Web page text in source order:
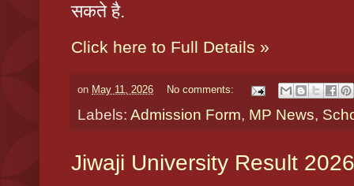
सकते है.
Click here to Full Details »
on May 11, 2026 No comments:
Labels: Admission Form, MP News,
Jiwaji University Result 2026